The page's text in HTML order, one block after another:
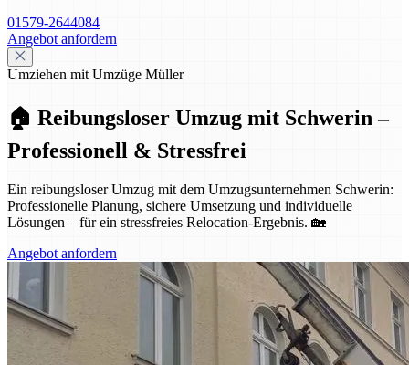
01579-2644084
Angebot anfordern
Umziehen mit Umzüge Müller
🏠 Reibungsloser Umzug mit Schwerin –
Professionell & Stressfrei
Ein reibungsloser Umzug mit dem Umzugsunternehmen Schwerin:
Professionelle Planung, sichere Umsetzung und individuelle
Lösungen – für ein stressfreies Relocation-Ergebnis. 🏡
Angebot anfordern